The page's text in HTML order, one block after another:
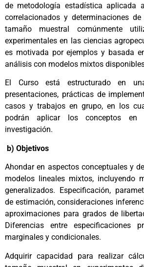
de metodología estadística aplicada
correlacionados y determinaciones
tamaño muestral comúnmente
experimentales en las ciencias
es motivada por ejemplos y basada
análisis con modelos mixtos
El Curso está estructurado en
presentaciones, prácticas de
casos y trabajos en grupo, en los
podrán aplicar los conceptos en
investigación.
b) Objetivos
Ahondar en aspectos conceptuales y
modelos lineales mixtos, incluyendo
generalizados. Especificación,
de estimación, consideraciones
aproximaciones para grados de
Diferencias entre especificaciones
marginales y condicionales.
Adquirir capacidad para realizar